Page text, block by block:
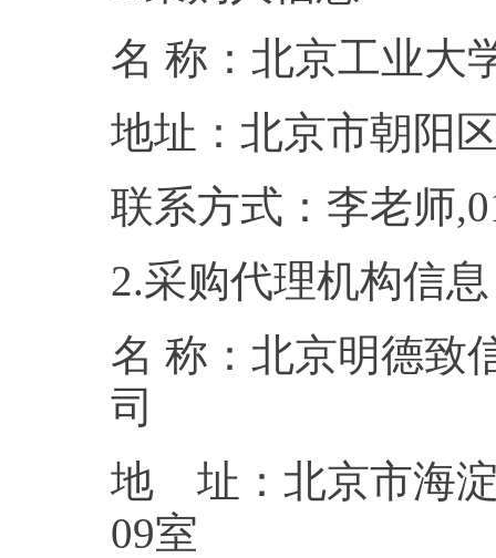
名 称：北京
地址：北京
联系方式：李
2.采购代理机构信息
名 称：北京明德致
地 址：北京市海淀
09